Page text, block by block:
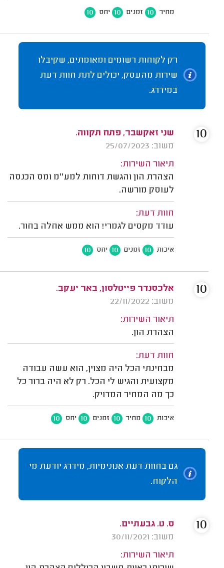
מחיר 10 זמנים 10 יחס 10
רק לקוחות רשומים ומאומתים, שקיבלו
שירות מהעסק, יכולים לתת חוות דעת
במידרג.
שני זאקשבר, פתח תקווה.
משוב: 25/07/2023
תיאור השירות:
הצהרת הון והגשת דוחות למע''מ ומס הכנסה
לעוסק מורשה.
חוות דעת:
עודד מקסים לגמרי! הוא ממש אחלה בחור.
איכות 10 זמנים 10 יחס 10
10
אלכסנדר פייטלסון, באר יעקב.
משוב: 22/11/2022
תיאור השירות:
הצהרת הון.
חוות דעת:
מבחינתי הכל היה מצוין, הוא עשה עבודה
מקצועית והגיש לי הכל. רק לא היה ברור כל
כך מה המחיר המדויק.
איכות 10 מחיר 10 זמנים 10 יחס 10
10
גם בחוות דעת אנונימיות, מידרג יודעת מי
הלקוח.
ס. ט. גבעתיים.
משוב: 30/11/2021
תיאור השירות:
10